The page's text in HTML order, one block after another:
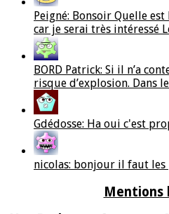
Peigné: Bonsoir Quelle
car je serai très intéressé
BORD Patrick: Si il n’a
risque d’explosion. Dans
Gdédosse: Ha oui c'est
nicolas: bonjour il faut les
Mentions